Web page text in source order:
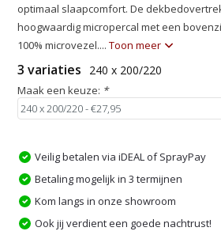
optimaal slaapcomfort. De
hoogwaardig micropercal met een
100% microvezel....Toon meer
3 variaties 240 x 200/220
Maak een keuze: *
Veilig betalen via iDEAL of SprayPay
Betaling mogelijk in 3 termijnen
Kom langs in onze showroom
Ook jij verdient een goede nachtrust!